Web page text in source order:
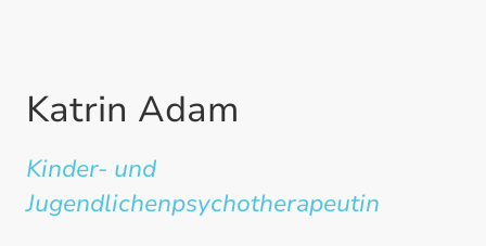
Katrin Adam
Kinder- und
Jugendlichenpsychotherapeutin